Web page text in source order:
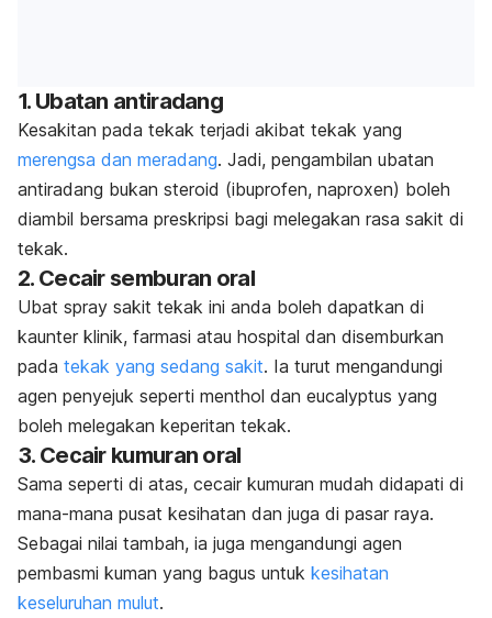
1. Ubatan antiradang
Kesakitan pada tekak terjadi akibat tekak yang
merengsa dan meradang. Jadi, pengambilan ubatan
antiradang bukan steroid (ibuprofen, naproxen) boleh
diambil bersama preskripsi bagi melegakan rasa sakit di
tekak.
2. Cecair semburan oral
Ubat spray sakit tekak ini anda boleh dapatkan di
kaunter klinik, farmasi atau hospital dan disemburkan
pada tekak yang sedang sakit. Ia turut mengandungi
agen penyejuk seperti menthol dan eucalyptus yang
boleh melegakan keperitan tekak.
3. Cecair kumuran oral
Sama seperti di atas, cecair kumuran mudah didapati di
mana-mana pusat kesihatan dan juga di pasar raya.
Sebagai nilai tambah, ia juga mengandungi agen
pembasmi kuman yang bagus untuk kesihatan
keseluruhan mulut.